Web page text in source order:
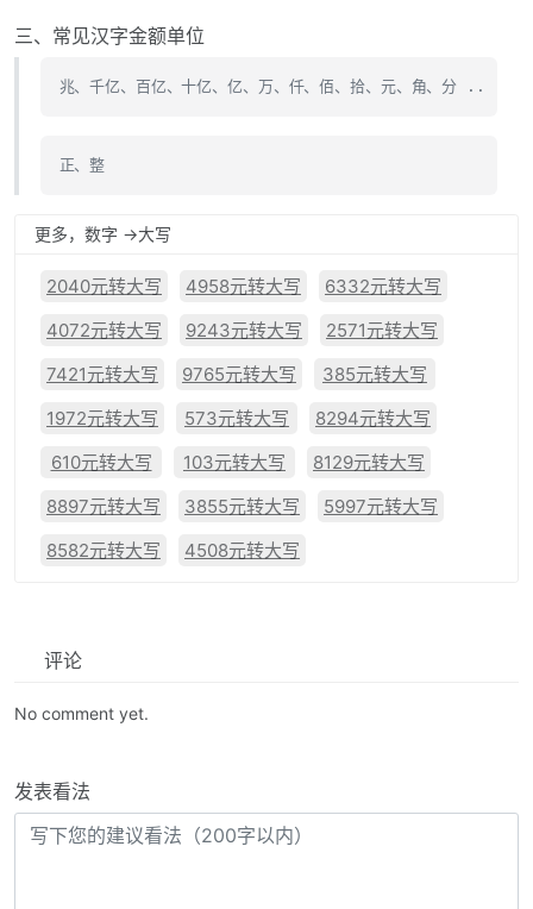
三、常见汉字金额单位
兆、千亿、百亿、十亿、亿、万、仟、佰、拾、元、角、分 ..
正、整
更多，数字 ->大写
2040元转大写 4958元转大写
6332元转大写
4072元转大写
9243元转大写
2571元转大写
7421元转大写
9765元转大写
385元转大写
1972元转大写
573元转大写
8294元转大写
610元转大写
103元转大写
8129元转大写
8897元转大写
3855元转大写
5997元转大写
8582元转大写
4508元转大写
评论
No comment yet.
发表看法